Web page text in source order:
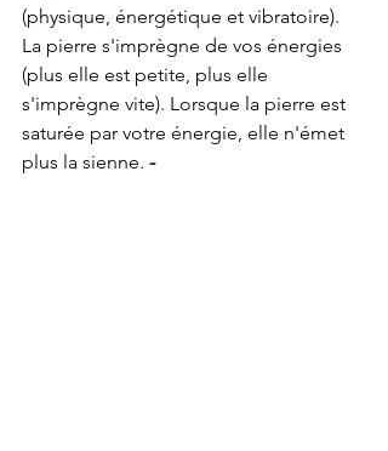
(physique, énergétique et vibratoire).
La pierre s'imprègne de vos énergies
(plus elle est petite, plus elle
s'imprègne vite). Lorsque la pierre est
saturée par votre énergie, elle n'émet
plus la sienne. -